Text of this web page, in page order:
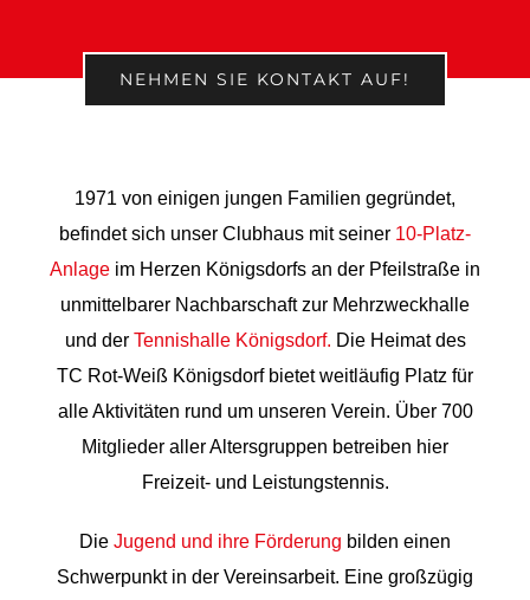
NEHMEN SIE KONTAKT AUF!
1971 von einigen jungen Familien gegründet,
befindet sich unser Clubhaus mit seiner 10-Platz-
Anlage im Herzen Königsdorfs an der Pfeilstraße in
unmittelbarer Nachbarschaft zur Mehrzweckhalle
und der Tennishalle Königsdorf. Die Heimat des
TC Rot-Weiß Königsdorf bietet weitläufig Platz für
alle Aktivitäten rund um unseren Verein. Über 700
Mitglieder aller Altersgruppen betreiben hier
Freizeit- und Leistungstennis.
Die Jugend und ihre Förderung bilden einen
Schwerpunkt in der Vereinsarbeit. Eine großzügig